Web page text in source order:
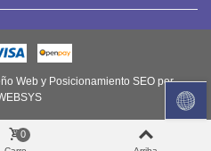
Web y Posicionamiento SEO por
0